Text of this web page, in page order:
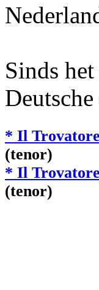
Sinds
* Il Trovatore
(tenor)
* Il Trovatore
(tenor)